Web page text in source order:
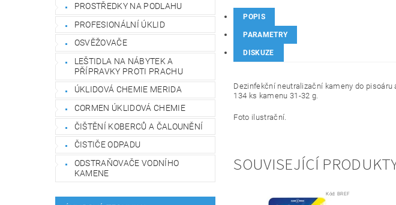
PROSTŘEDKY NA PODLAHU
PROFESIONÁLNÍ ÚKLID
OSVĚŽOVAČE
LEŠTIDLA NA NÁBYTEK A
PŘÍPRAVKY PROTI PRACHU
ÚKLIDOVÁ CHEMIE MERIDA
CORMEN ÚKLIDOVÁ CHEMIE
ČIŠTĚNÍ KOBERCŮ A ČALOUNĚNÍ
ČISTIČE ODPADU
ODSTRAŇOVAČE VODNÍHO
KAMENE
POPIS
PARAMETRY
DISKUZE
Dezinfekční neutralizační kameny do
134 ks kamenu 31-32 g.
Foto ilustrační.
SOUVISEJÍCÍ
Kód:BREF